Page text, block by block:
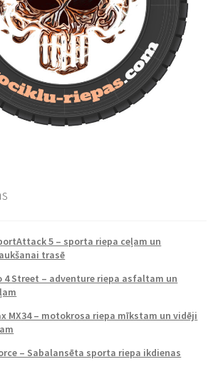
5 – sporta riepa ceļam un
trasē
4 Street – adventure riepa asfaltam un
MX34 – motokrosa riepa mīkstam un vidēji
– Sabalansēta sporta riepa ikdienas